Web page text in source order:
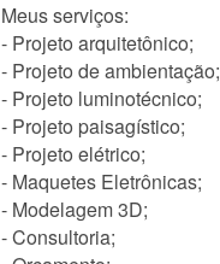
Meus serviços:
- Projeto arquitetônico;
- Projeto de ambientação;
- Projeto luminotécnico;
- Projeto paisagístico;
- Projeto elétrico;
- Maquetes Eletrônicas;
- Modelagem 3D;
- Consultoria;